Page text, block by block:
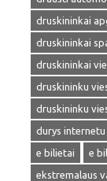
druskininkai
druskininkai
druskininkai
druskininku
druskininku
durys internetu
e bilietai
e
ekstremalaus